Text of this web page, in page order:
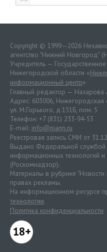
Copyright © 1999—2026
агентство "Нижний Новгород"
Учредитель —
Нижегородской области «
информационный центр»
Главный редактор — Назарова
Адрес: 603006, Нижегородская
ул. М.Горького, д.151Б, пом. 5
Телефон: +7 (831) 233-94-53
E-mail: info@niann.ru
Реестровая запись СМИ от
Выдано Федеральной службой
информационных технологий
(Роскомнадзор).
Материалы в рубрике
правах рекламы.
На информационном ресурсе
технологии.
Политика конфиденциальности
18+